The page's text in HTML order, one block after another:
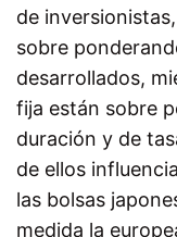
de
sobre
desarrollados,
fija están sobre
duración y de
de ellos
las bolsas
medida la